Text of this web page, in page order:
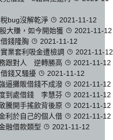
bug沒解乾淨
2021-11-12
大賺，如今開始獲
2021-11-12
錢隆胸
2021-11-12
業套利吸金遭檢調
2021-11-12
務跟對人 逆轉勝高
2021-11-12
錢又騷擾
2021-11-12
逼攤販借錢不成潑
2021-11-12
度到處借錢 李慧芬
2021-11-12
騰開手搖飲背後原
2021-11-12
利於自己的個人借
2021-11-12
融借款類型
2021-11-12